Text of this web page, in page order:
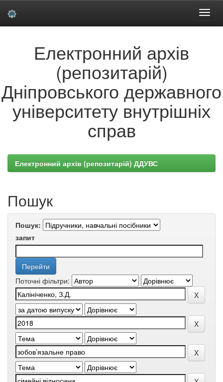
Електронний архів
(репозитарій)
Дніпровського державного
університету внутрішніх
справ
Електронний архів (репозитарій) ДДУВС
Пошук
Пошук:
запит
Поточні фільтри: